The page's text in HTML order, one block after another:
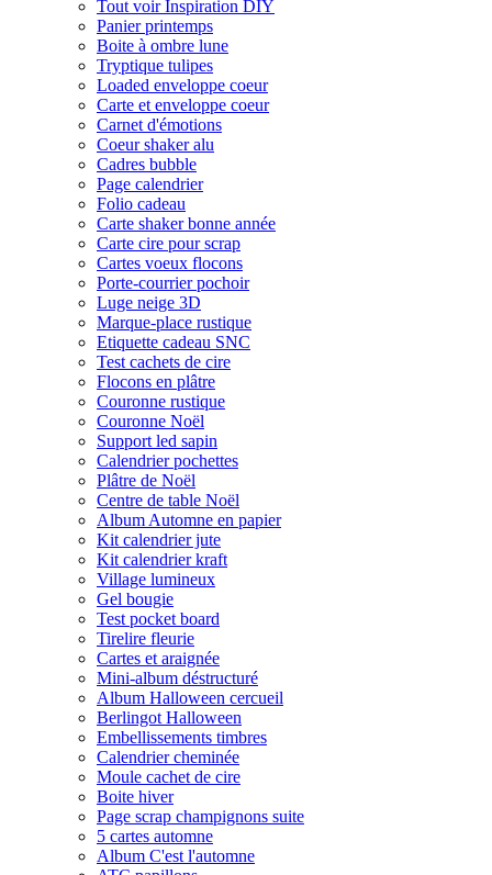
Tout voir Inspiration DIY
Panier printemps
Boite à ombre lune
Tryptique tulipes
Loaded enveloppe coeur
Carte et enveloppe coeur
Carnet d'émotions
Coeur shaker alu
Cadres bubble
Page calendrier
Folio cadeau
Carte shaker bonne année
Carte cire pour scrap
Cartes voeux flocons
Porte-courrier pochoir
Luge neige 3D
Marque-place rustique
Etiquette cadeau SNC
Test cachets de cire
Flocons en plâtre
Couronne rustique
Couronne Noël
Support led sapin
Calendrier pochettes
Plâtre de Noël
Centre de table Noël
Album Automne en papier
Kit calendrier jute
Kit calendrier kraft
Village lumineux
Gel bougie
Test pocket board
Tirelire fleurie
Cartes et araignée
Mini-album déstructuré
Album Halloween cercueil
Berlingot Halloween
Embellissements timbres
Calendrier cheminée
Moule cachet de cire
Boite hiver
Page scrap champignons suite
5 cartes automne
Album C'est l'automne